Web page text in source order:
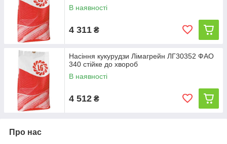
В наявності
4 311 ₴
Насіння кукурудзи Лімагрейн ЛГ30352 ФАО
340 стійке до хвороб
В наявності
4 512 ₴
Про нас